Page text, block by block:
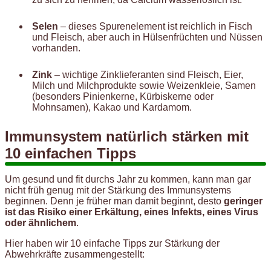
Selen – dieses Spurenelement ist reichlich in Fisch
und Fleisch, aber auch in Hülsenfrüchten und Nüssen
vorhanden.
Zink – wichtige Zinklieferanten sind Fleisch, Eier,
Milch und Milchprodukte sowie Weizenkleie, Samen
(besonders Pinienkerne, Kürbiskerne oder
Mohnsamen), Kakao und Kardamom.
Immunsystem natürlich stärken mit
10 einfachen Tipps
Um gesund und fit durchs Jahr zu kommen, kann man gar
nicht früh genug mit der Stärkung des Immunsystems
beginnen. Denn je früher man damit beginnt, desto geringer
ist das Risiko einer Erkältung, eines Infekts, eines Virus
oder ähnlichem.
Hier haben wir 10 einfache Tipps zur Stärkung der
Abwehrkräfte zusammengestellt: